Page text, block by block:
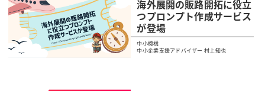
海外展開の販路開拓に役立
つプロンプト作成サービス
が登場
中小機構
中小企業支援アドバイザー 村上知也